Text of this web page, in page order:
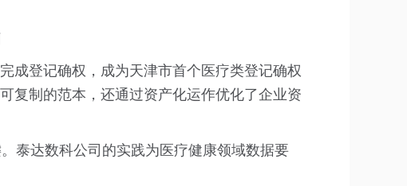
成登记确权，成为天津市首个医疗类登记确权
复制的范本，还通过资产化运作优化了企业资
泰达数科公司的实践为医疗健康领域数据要